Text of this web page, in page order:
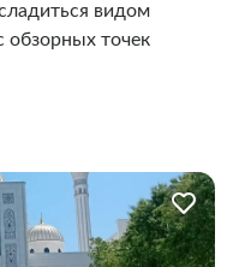
видом
обзорных точек